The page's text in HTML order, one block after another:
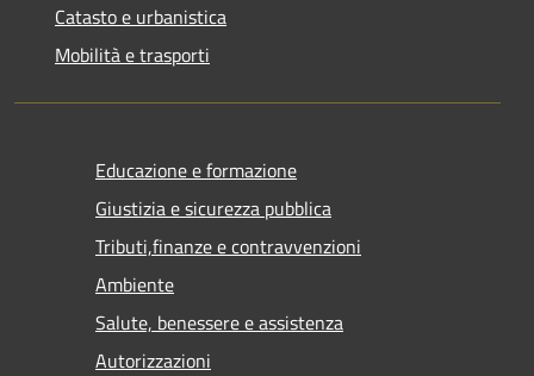
Catasto e urbanistica
Mobilità e trasporti
Educazione e formazione
Giustizia e sicurezza pubblica
Tributi,finanze e contravvenzioni
Ambiente
Salute, benessere e assistenza
Autorizzazioni